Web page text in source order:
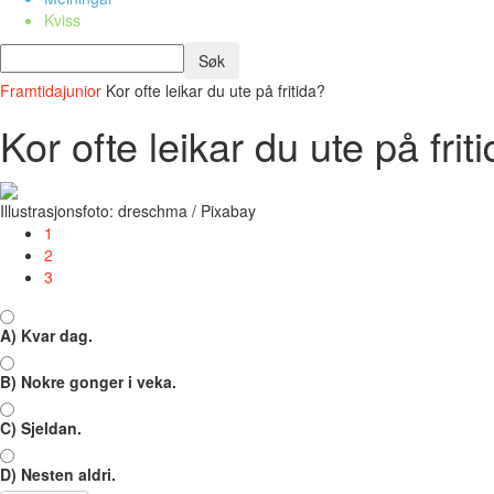
Kviss
Framtidajunior Kor ofte leikar du ute på fritida?
Kor ofte leikar du ute på
Illustrasjonsfoto: dreschma / Pixabay
1
2
3
A) Kvar dag.
B) Nokre gonger i veka.
C) Sjeldan.
D) Nesten aldri.